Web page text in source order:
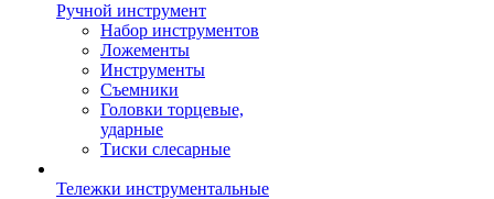
Ручной инструмент
Набор инструментов
Ложементы
Инструменты
Съемники
Головки торцевые,
ударные
Тиски слесарные
Тележки инструментальные